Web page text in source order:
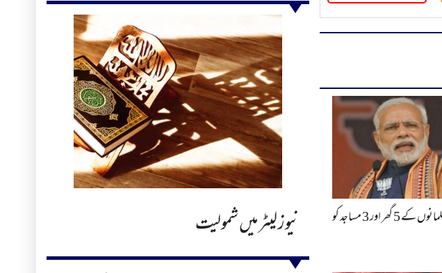
نیوز لیٹر میں شمولیت
مودی سرکار کی مسلمانوں کے 5 گھر اور 3 مساجد کو